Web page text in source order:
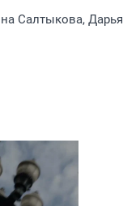
Салтыкова, Дарья